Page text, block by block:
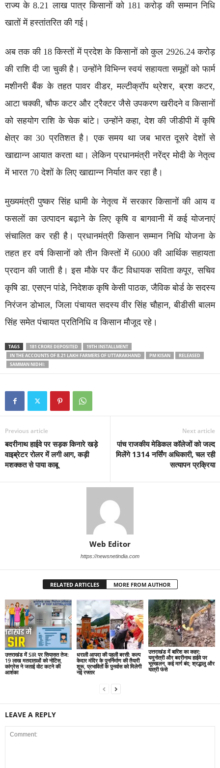
राज्य के 8.21 लाख पात्र किसानों को 181 करोड़ की सम्मान निधि
खातों में हस्तांतरित की गई।
अब तक की 18 किस्तों में प्रदेश के किसानों को कुल 2926.24 करोड़
की राशि दी जा चुकी है। उन्होंने विभिन्न स्वयं सहायता समूहों को फार्म
मशीनरी बैंक के तहत पावर वीडर, मल्टीक्रॉप थ्रेशर, ब्रश कटर,
आटा चक्की, चौफ कटर और ट्रैक्टर जैसे उपकरण खरीदने व किसानों
को सहयोग राशि के चेक बांटे। उन्होंने कहा, देश की जीडीपी में कृषि
क्षेत्र का 30 प्रतिशत है। एक समय था जब भारत दूसरे देशों से
खाद्यान्न आयात करता था। लेकिन प्रधानमंत्री नरेंद्र मोदी के नेतृत्व
में भारत 70 देशों के लिए खाद्यान्न निर्यात कर रहा है।
मुख्यमंत्री पुष्कर सिंह धामी के नेतृत्व में सरकार किसानों की आय व
फसलों का उत्पादन बढ़ाने के लिए कृषि व बागवानी में कई योजनाएं
संचालित कर रही है। प्रधानमंत्री किसान सम्मान निधि योजना के
तहत हर वर्ष किसानों को तीन किस्तों में 6000 की आर्थिक सहायता
प्रदान की जाती है। इस मौके पर कैंट विधायक सविता कपूर, सचिव
कृषि डा. एसएन पांडे, निदेशक कृषि केसी पाठक, जैविक बोर्ड के सदस्य
निरंजन डोभाल, जिला पंचायत सदस्य वीर सिंह चौहान, बीडीसी बालम
सिंह समेत पंचायत प्रतिनिधि व किसान मौजूद रहे।
TAGS 181 CRORE DEPOSITED
19TH INSTALLMENT
IN THE ACCOUNTS OF 8.21 LAKH FARMERS OF UTTARAKHAND
PM KISAN
RELEASED
SAMMAN NIDHI:
Previous article
बदरीनाथ हाईवे पर सड़क किनारे खड़े
वाइब्रेटर रोलर में लगी आग, कड़ी
मशक्कत से पाया काबू
Next article
पांच राजकीय मेडिकल कॉलेजों को जल्द
मिलेंगे 1314 नर्सिंग अधिकारी, चल रही
सत्यापन प्रक्रिया
Web Editor
https://newsnetindia.com
RELATED ARTICLES MORE FROM AUTHOR
उत्तराखंड में SIR पर सियासत तेज:
19 लाख मतदाताओं को नोटिस,
कांग्रेस ने जताई वोट कटने की
आशंका
धराली आपदा की पहली बरसी: कल्प
केदार मंदिर के पुनर्निर्माण की तैयारी
शुरू, प्रभावितों के पुनर्वास को मिलेगी
नई रफ्तार
उत्तराखंड में बारिश का कहर:
यमुनोत्री और बदरीनाथ हाईवे पर
भूस्खलन, कई मार्ग बंद; श्रद्धालु और
यात्री फंसे
LEAVE A REPLY